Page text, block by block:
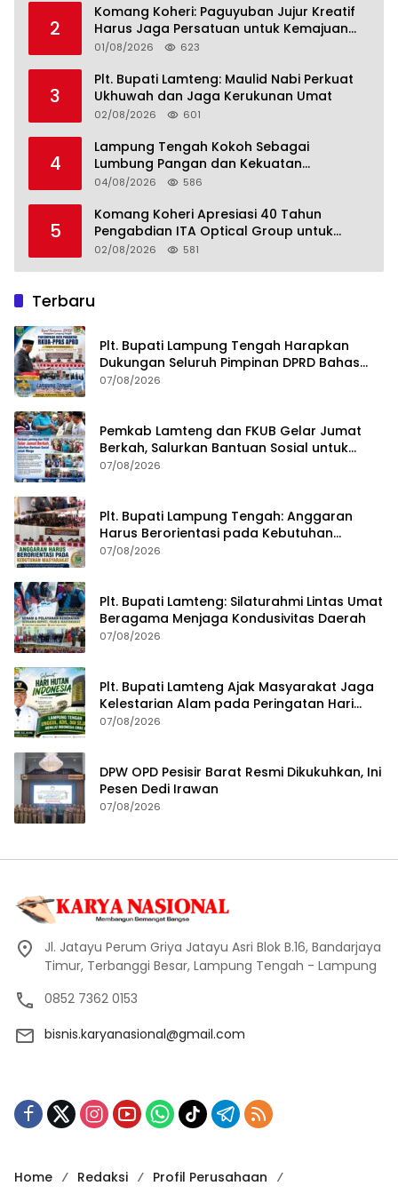
2
Komang Koheri: Paguyuban Jujur Kreatif
Harus Jaga Persatuan untuk Kemajuan
Lampung Tengah
01/08/2026 623
3
Plt. Bupati Lamteng: Maulid Nabi Perkuat
Ukhuwah dan Jaga Kerukunan Umat
02/08/2026 601
4
Lampung Tengah Kokoh Sebagai
Lumbung Pangan dan Kekuatan
Perkebunan Lampung, Komang Koheri:
Menuju Indonesia Emas 2045
04/08/2026 586
5
Komang Koheri Apresiasi 40 Tahun
Pengabdian ITA Optical Group untuk
Kesehatan Mata Masyarakat Lamteng
02/08/2026 581
Terbaru
Plt. Bupati Lampung Tengah Harapkan
Dukungan Seluruh Pimpinan DPRD Bahas
RKUA-PPAS APBD Tahun 2027
07/08/2026
Pemkab Lamteng dan FKUB Gelar Jumat
Berkah, Salurkan Bantuan Sosial untuk
Warga
07/08/2026
Plt. Bupati Lampung Tengah: Anggaran
Harus Berorientasi pada Kebutuhan
Masyarakat
07/08/2026
Plt. Bupati Lamteng: Silaturahmi Lintas Umat
Beragama Menjaga Kondusivitas Daerah
07/08/2026
Plt. Bupati Lamteng Ajak Masyarakat Jaga
Kelestarian Alam pada Peringatan Hari
Hutan Indonesia 2026
07/08/2026
DPW OPD Pesisir Barat Resmi Dikukuhkan, Ini
Pesen Dedi Irawan
07/08/2026
Jl. Jatayu Perum Griya Jatayu Asri Blok B.16, Bandarjaya
Timur, Terbanggi Besar, Lampung Tengah - Lampung
0852 7362 0153
bisnis.karyanasional@gmail.com
Home Redaksi
Profil Perusahaan